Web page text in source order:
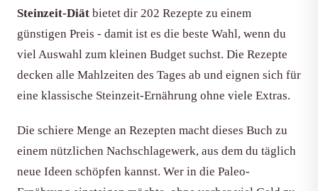
Steinzeit-Diät bietet dir 202 Rezepte zu einem
günstigen Preis - damit ist es die beste Wahl, wenn du
viel Auswahl zum kleinen Budget suchst. Die Rezepte
decken alle Mahlzeiten des Tages ab und eignen sich für
eine klassische Steinzeit-Ernährung ohne viele Extras.
Die schiere Menge an Rezepten macht dieses Buch zu
einem nützlichen Nachschlagewerk, aus dem du täglich
neue Ideen schöpfen kannst. Wer in die Paleo-